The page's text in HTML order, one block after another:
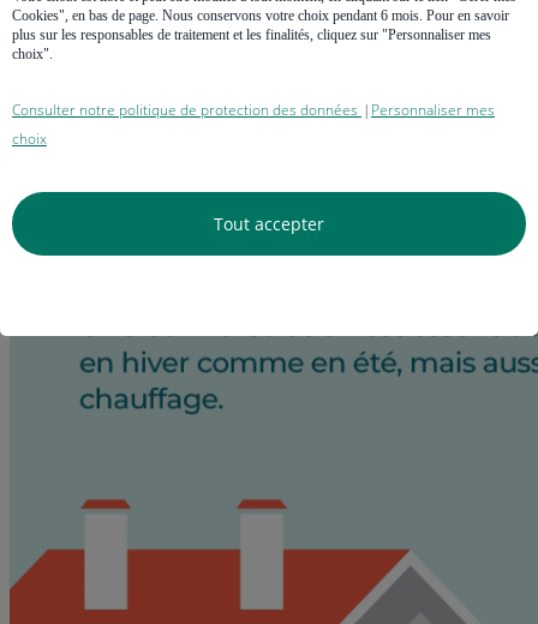
Cookies", en bas de page. Nous conservons votre choix pendant 6 mois. Pour en savoir
plus sur les responsables de traitement et les finalités, cliquez sur "Personnaliser mes
choix".
Consulter notre politique de protection des données
Personnaliser mes
choix
Tout accepter